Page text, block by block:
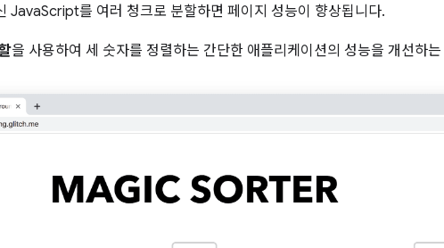
JavaScript를 여러 청크로 분할하면 페이지 성능이 향상됩니다.
을 사용하여 세 숫자를 정렬하는 간단한 애플리케이션의 성능을 개선하